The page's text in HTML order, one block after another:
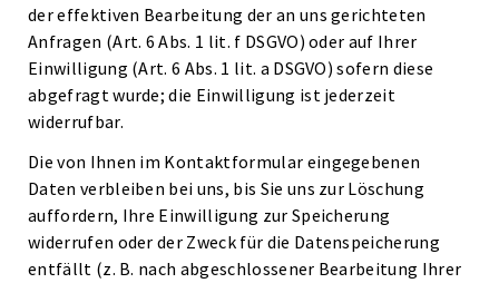
der effektiven Bearbeitung der an uns gerichteten
Anfragen (Art. 6 Abs. 1 lit. f DSGVO) oder auf Ihrer
Einwilligung (Art. 6 Abs. 1 lit. a DSGVO) sofern diese
abgefragt wurde; die Einwilligung ist jederzeit
widerrufbar.
Die von Ihnen im Kontaktformular eingegebenen
Daten verbleiben bei uns, bis Sie uns zur Löschung
auffordern, Ihre Einwilligung zur Speicherung
widerrufen oder der Zweck für die Datenspeicherung
entfällt (z. B. nach abgeschlossener Bearbeitung Ihrer